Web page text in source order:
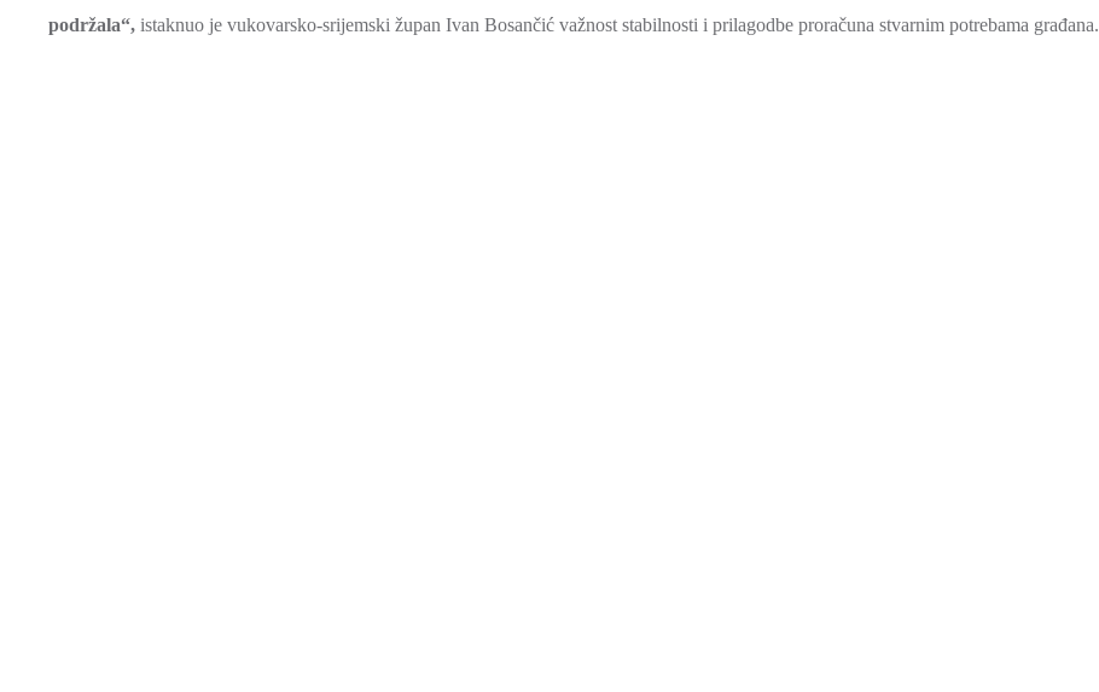
podržala“, istaknuo je vukovarsko-srijemski župan Ivan Bosančić važnost stabilnosti i prilagodbe proračuna stvarnim potrebama građana.